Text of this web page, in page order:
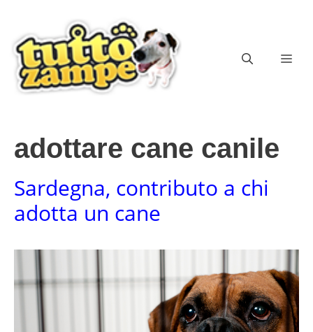
contenuto
adottare cane canile
Sardegna, contributo a chi
adotta un cane